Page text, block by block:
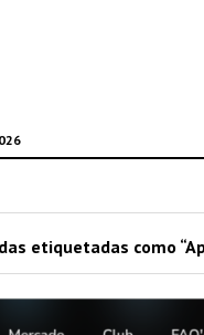
etiquetadas como